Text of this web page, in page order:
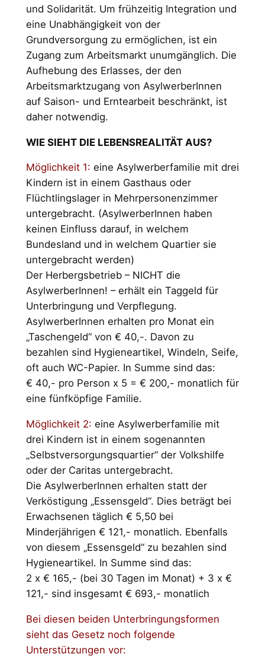
und Solidarität. Um frühzeitig Integration und
eine Unabhängigkeit von der
Grundversorgung zu ermögli­chen, ist ein
Zugang zum Arbeitsmarkt unumgänglich. Die
Aufhebung des Erlasses, der den
Arbeitsmarktzu­gang von AsylwerberInnen
auf Saison- und Erntearbeit beschränkt, ist
daher notwendig.
WIE SIEHT DIE LEBENSREALITÄT AUS?
Möglichkeit 1: eine Asylwerberfamilie mit drei
Kindern ist in einem Gasthaus oder
Flüchtlingslager in Mehrpersonenzimmer
untergebracht. (AsylwerberInnen haben
keinen Einfluss darauf, in welchem
Bundesland und in welchem Quartier sie
untergebracht werden)
Der Herbergsbetrieb – NICHT die
AsylwerberInnen! – erhält ein Taggeld für
Unterbringung und Verpflegung.
AsylwerberInnen erhalten pro Monat ein
„Taschengeld“ von € 40,-. Davon zu
bezahlen sind Hygieneartikel, Windeln, Seife,
oft auch WC-Papier. In Summe sind das:
€ 40,- pro Person x 5 = € 200,- monatlich für
eine fünfköpfige Familie.
Möglichkeit 2: eine Asylwerberfamilie mit
drei Kindern ist in einem sogenannten
„Selbstversorgungsquartier“ der Volkshilfe
oder der Caritas untergebracht.
Die AsylwerberInnen erhalten statt der
Verköstigung „Essensgeld“. Dies beträgt bei
Erwachsenen täglich € 5,50 bei
Minderjährigen € 121,- monatlich. Ebenfalls
von diesem „Essensgeld“ zu bezahlen sind
Hygieneartikel. In Summe sind das:
2 x € 165,- (bei 30 Tagen im Monat) + 3 x €
121,- sind insgesamt € 693,- monatlich
Bei diesen beiden Unterbringungsformen
sieht das Gesetz noch folgende
Unterstützungen vor: